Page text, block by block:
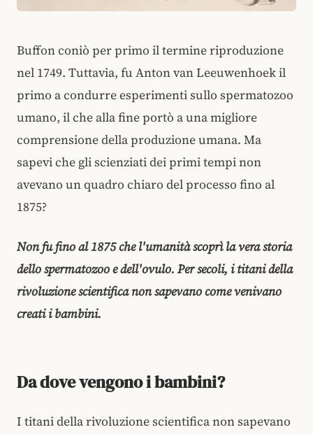
Buffon coniò per primo il termine riproduzione
nel 1749. Tuttavia, fu Anton van Leeuwenhoek il
primo a condurre esperimenti sullo spermatozoo
umano, il che alla fine portò a una migliore
comprensione della produzione umana. Ma
sapevi che gli scienziati dei primi tempi non
avevano un quadro chiaro del processo fino al
1875?
Non fu fino al 1875 che l'umanità scoprì la vera storia
dello spermatozoo e dell'ovulo. Per secoli, i titani della
rivoluzione scientifica non sapevano come venivano
creati i bambini.
Da dove vengono i bambini?
I titani della rivoluzione scientifica non sapevano